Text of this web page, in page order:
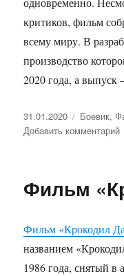
критиков, фильм
всему миру. В
производство
2020 года, а выпуск
Опубликовано
31.01.2020 Рубрики
Боевик,
Добавить комментарий
Фильм
Фильм «Крокодил
названием
1986 года, снятый в